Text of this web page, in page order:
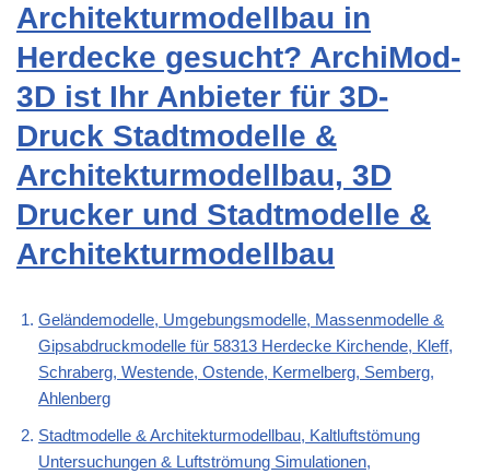
Architekturmodellbau in
Herdecke gesucht? ArchiMod-
3D ist Ihr Anbieter für 3D-
Druck Stadtmodelle &
Architekturmodellbau, 3D
Drucker und Stadtmodelle &
Architekturmodellbau
Geländemodelle, Umgebungsmodelle, Massenmodelle &
Gipsabdruckmodelle für 58313 Herdecke Kirchende, Kleff,
Schraberg, Westende, Ostende, Kermelberg, Semberg,
Ahlenberg
Stadtmodelle & Architekturmodellbau, Kaltluftstömung
Untersuchungen & Luftströmung Simulationen,